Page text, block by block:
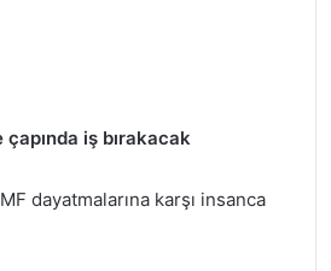
iş bırakacak
dayatmalarına karşı insanca